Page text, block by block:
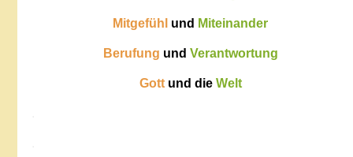
Mitgefühl und Miteinander
Berufung und Verantwortung
Gott und die Welt